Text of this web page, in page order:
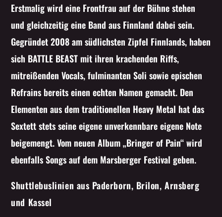
Erstmalig wird eine Frontfrau auf der Bühne stehen
und gleichzeitig eine Band aus Finnland dabei sein.
Gegründet 2008 am südlichsten Zipfel Finnlands, haben
sich BATTLE BEAST mit ihren krachenden Riffs,
mitreißenden Vocals, fulminanten Soli sowie epischen
Refrains bereits einen echten Namen gemacht. Den
Elementen aus dem traditionellen Heavy Metal hat das
Sextett stets seine eigene unverkennbare eigene Note
beigemengt. Vom neuen Album „Bringer of Pain“ wird
ebenfalls Songs auf dem Marsberger Festival geben.
Shuttlebuslinien aus Paderborn, Brilon, Arnsberg
und Kassel